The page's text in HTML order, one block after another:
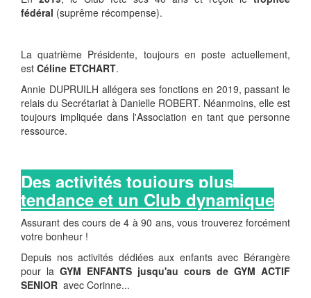
fédéral (suprême récompense).
La quatrième Présidente, toujours en poste actuellement,
est Céline ETCHART.
Annie DUPRUILH allégera ses fonctions en 2019, passant le
relais du Secrétariat à Danielle ROBERT. Néanmoins, elle est
toujours impliquée dans l'Association en tant que personne
ressource.
Des activités toujours plus
tendance et un Club dynamique
Assurant des cours de 4 à 90 ans, vous trouverez forcément
votre bonheur !
Depuis nos activités dédiées aux enfants avec Bérangère
pour la GYM ENFANTS jusqu'au cours de GYM ACTIF
SENIOR avec Corinne...